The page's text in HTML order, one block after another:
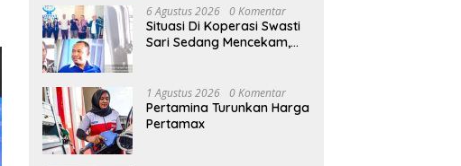
Pemprov NTT
6 Agustus 2026 0 Komentar
Situasi Di Koperasi Swasti
Sari Sedang Mencekam,
1 Agustus 2026 0 Komentar
Pertamina Turunkan Harga
Pertamax